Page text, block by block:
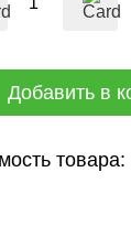
товара: